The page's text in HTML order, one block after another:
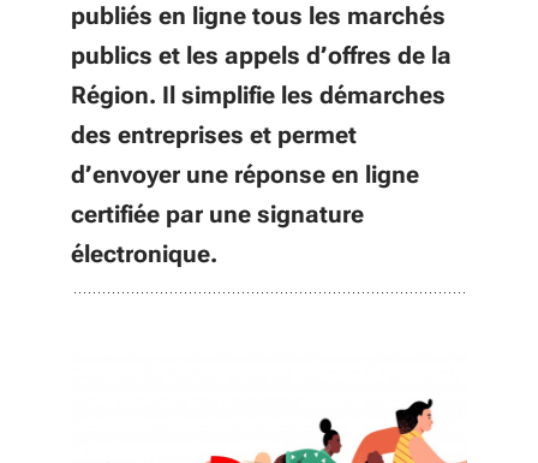
publiés en ligne tous les marchés
publics et les appels d’offres de la
Région. Il simplifie les démarches
des entreprises et permet
d’envoyer une réponse en ligne
certifiée par une signature
électronique.